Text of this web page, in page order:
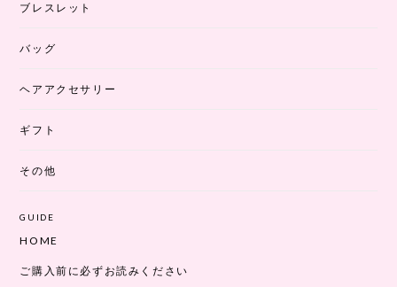
ブレスレット
バッグ
ヘアアクセサリー
ギフト
その他
GUIDE
HOME
ご購入前に必ずお読みください